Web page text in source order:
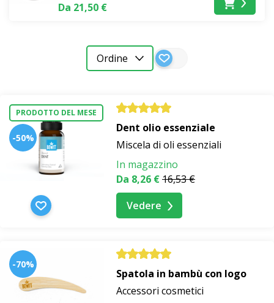
Da 21,50 €
Ordine
PRODOTTO DEL MESE
-50%
Dent olio essenziale
Miscela di oli essenziali
In magazzino
Da 8,26 €16,53 €
Vedere
-70%
Spatola in bambù con logo
Accessori cosmetici